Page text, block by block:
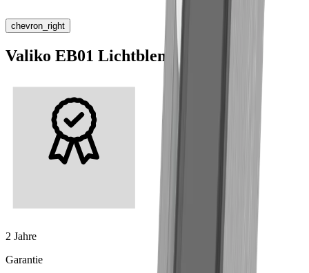
chevron_right
Valiko EB01 Lichtblende
2 Jahre
Garantie